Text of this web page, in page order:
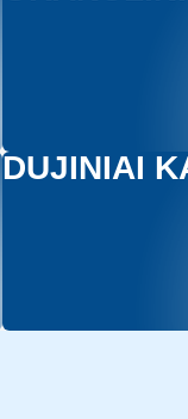
DUJINIAI